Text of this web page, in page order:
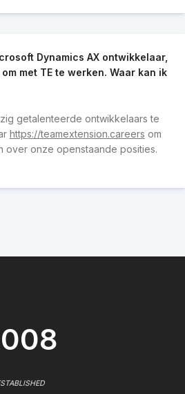
Dynamics AX ontwikkelaar,
met TE te werken. Waar kan ik
getalenteerde ontwikkelaars te
https://teamextension.careers om
over onze openstaande posities.